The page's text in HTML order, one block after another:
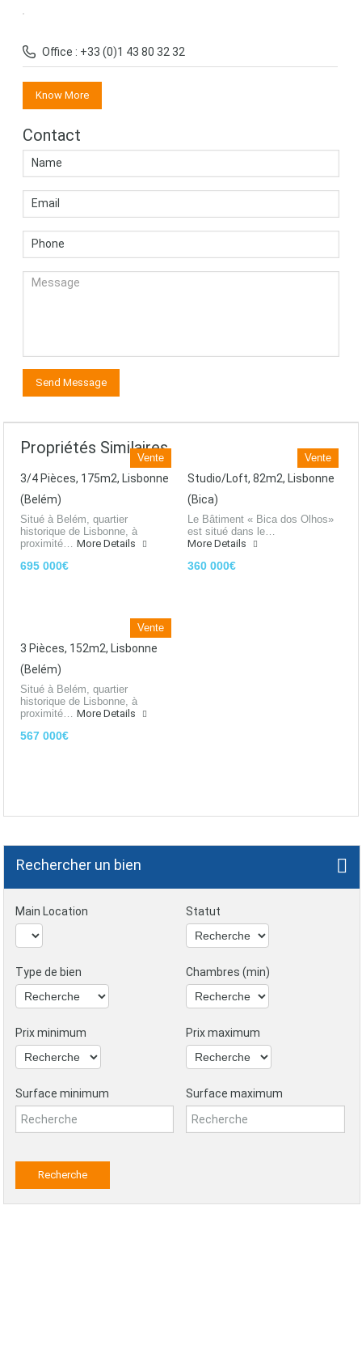
Office : +33 (0)1 43 80 32 32
Know More
Contact
Propriétés Similaires
Vente
3/4 Pièces, 175m2, Lisbonne
(Belém)
Situé à Belém, quartier
historique de Lisbonne, à
proximité… More Details
695 000€
Vente
Studio/Loft, 82m2, Lisbonne
(Bica)
Le Bâtiment « Bica dos Olhos»
est situé dans le…
More Details
360 000€
Vente
3 Pièces, 152m2, Lisbonne
(Belém)
Situé à Belém, quartier
historique de Lisbonne, à
proximité… More Details
567 000€
Rechercher un bien
Main Location Statut
Type de bien Chambres (min)
Prix minimum Prix maximum
Surface minimum Surface maximum